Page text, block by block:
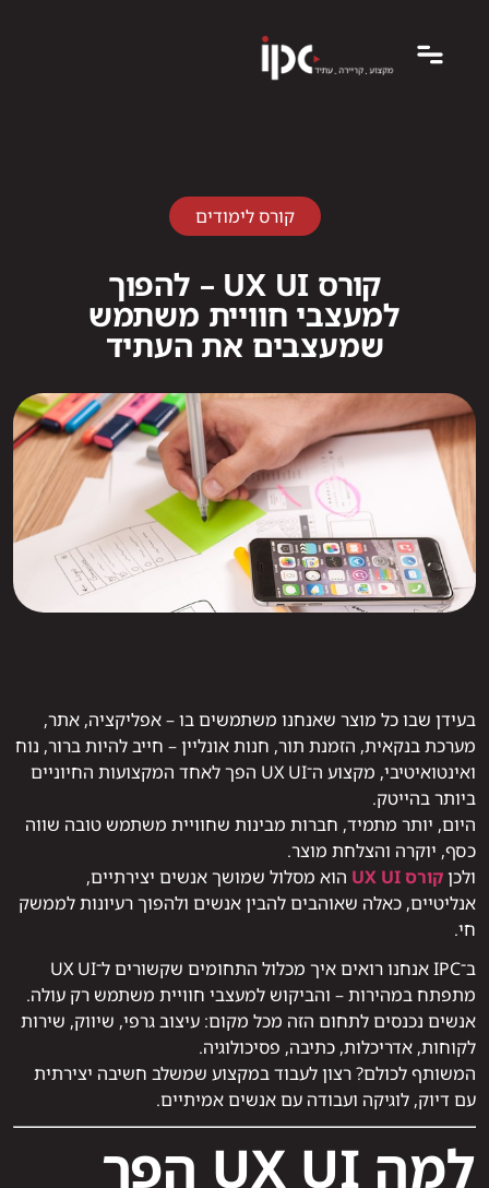
קורס לימודים
קורס UX UI – להפוך
למעצבי חוויית משתמש
שמעצבים את העתיד
בעידן שבו כל מוצר שאנחנו משתמשים בו – אפליקציה, אתר,
מערכת בנקאית, הזמנת תור, חנות אונליין – חייב להיות ברור, נוח
ואינטואיטיבי, מקצוע ה־UX UI הפך לאחד המקצועות החיוניים
ביותר בהייטק.
היום, יותר מתמיד, חברות מבינות שחוויית משתמש טובה שווה
כסף, יוקרה והצלחת מוצר.
ולכןקורס UX UI
הוא מסלול שמושך אנשים יצירתיים,
אנליטיים, כאלה שאוהבים להבין אנשים ולהפוך רעיונות לממשק
חי.
ב־IPC אנחנו רואים איך מכלול התחומים שקשורים ל־UX UI
מתפתח במהירות – והביקוש למעצבי חוויית משתמש רק עולה.
אנשים נכנסים לתחום הזה מכל מקום: עיצוב גרפי, שיווק, שירות
לקוחות, אדריכלות, כתיבה, פסיכולוגיה.
המשותף לכולם? רצון לעבוד במקצוע שמשלב חשיבה יצירתית
עם דיוק, לוגיקה ועבודה עם אנשים אמיתיים.
למה UX UI הפך